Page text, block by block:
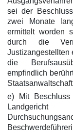
sei der
zwei Monate
ermittelt worden
durch die
Justizangestellten
die
empfindlich
e) Mit